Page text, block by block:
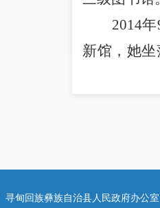
2014年
新馆，她坐
寻甸回族彝族自治县人民政府办公